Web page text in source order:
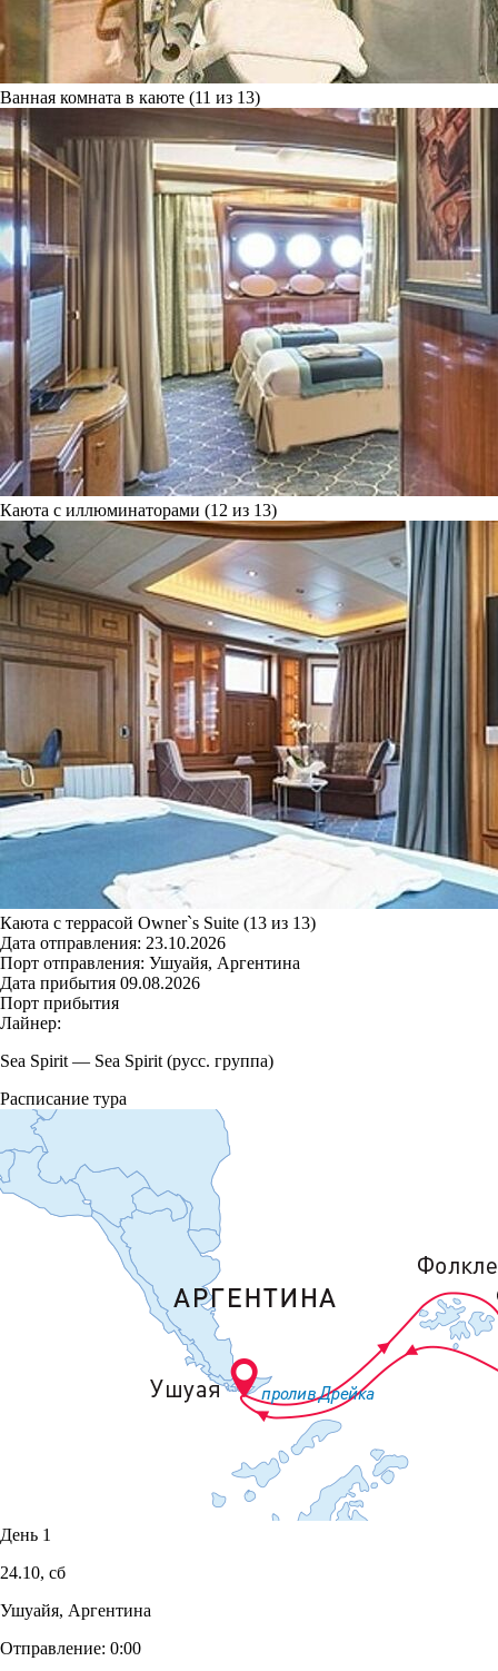
Ванная комната в каюте (11 из 13)
Каюта с иллюминаторами (12 из 13)
Каюта с террасой Owner`s Suite (13 из 13)
Дата отправления: 23.10.2026
Порт отправления: Ушуайя, Аргентина
Дата прибытия 09.08.2026
Порт прибытия
Лайнер:
Sea Spirit — Sea Spirit (русс. группа)
Расписание тура
День 1
24.10, сб
Ушуайя, Аргентина
Отправление: 0:00